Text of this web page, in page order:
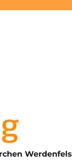
Werdenfels